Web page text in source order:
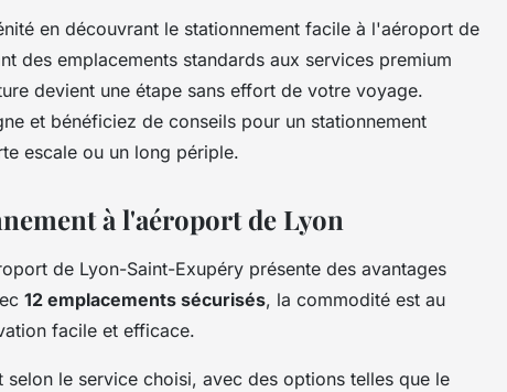
en découvrant le stationnement facile à l'aéroport de
des emplacements standards aux services premium
devient une étape sans effort de votre voyage.
et bénéficiez de conseils pour un stationnement
escale ou un long périple.
à l'aéroport de Lyon
de Lyon-Saint-Exupéry présente des avantages
12 emplacements sécurisés, la commodité est au
facile et efficace.
selon le service choisi, avec des options telles que le